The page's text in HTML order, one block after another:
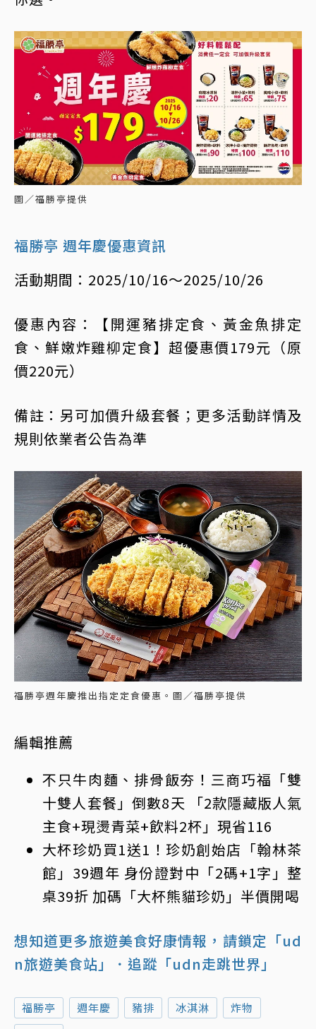
圖／福勝亭提供
福勝亭 週年慶優惠資訊
活動期間：2025/10/16～2025/10/26
優惠內容：【開運豬排定食、黃金魚排定
食、鮮嫩炸雞柳定食】超優惠價179元（原
價220元）
備註：另可加價升級套餐；更多活動詳情及
規則依業者公告為準
福勝亭週年慶推出指定定食優惠。圖／福勝亭提供
編輯推薦
不只牛肉麵、排骨飯夯！三商巧福「雙
十雙人套餐」倒數8天 「2款隱藏版人氣
主食+現燙青菜+飲料2杯」現省116
大杯珍奶買1送1！珍奶創始店「翰林茶
館」39週年 身份證對中「2碼+1字」整
桌39折 加碼「大杯熊貓珍奶」半價開喝
想知道更多旅遊美食好康情報，請鎖定「ud
n旅遊美食站」
．追蹤「udn走跳世界」
福勝亭 週年慶 豬排 冰淇淋
炸物